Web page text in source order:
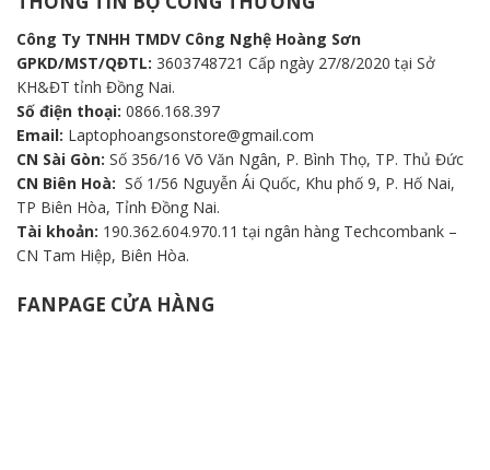
Công Ty TNHH TMDV Công Nghệ Hoàng Sơn
GPKD/MST/QĐTL: 3603748721 Cấp ngày 27/8/2020 tại Sở
KH&ĐT tỉnh Đồng Nai.
Số điện thoại: 0866.168.397
Email: Laptophoangsonstore@gmail.com
CN Sài Gòn: Số 356/16 Võ Văn Ngân, P. Bình Thọ, TP. Thủ Đức
CN Biên Hoà: Số 1/56 Nguyễn Ái Quốc, Khu phố 9, P. Hố Nai,
TP Biên Hòa, Tỉnh Đồng Nai.
Tài khoản: 190.362.604.970.11 tại ngân hàng Techcombank –
CN Tam Hiệp, Biên Hòa.
FANPAGE CỬA HÀNG